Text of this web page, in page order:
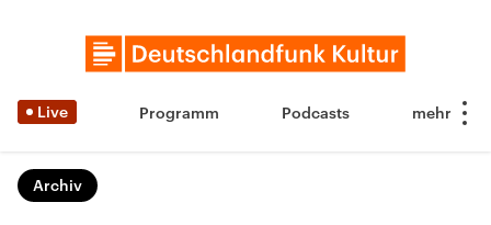
Live Programm Podcasts
Archiv